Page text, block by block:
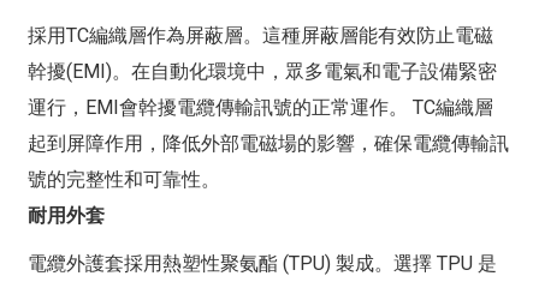
採用TC編織層作為屏蔽層。這種屏蔽層能有效防止電磁
幹擾(EMI)。在自動化環境中，眾多電氣和電子設備緊密
運行，EMI會幹擾電纜傳輸訊號的正常運作。 TC編織層
起到屏障作用，降低外部電磁場的影響，確保電纜傳輸訊
號的完整性和可靠性。
耐用外套
電纜外護套採用熱塑性聚氨酯 (TPU) 製成。選擇 TPU 是